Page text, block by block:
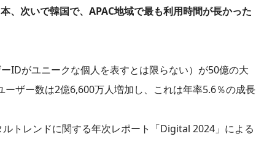
、次いで韓国で、APAC地域で最も利用時間が長かった
IDがユニークな個人を表すとは限らない）が50億の大
ザー数は2億6,600万人増加し、これは年率5.6％の成長
トレンドに関する年次レポート「Digital 2024」による